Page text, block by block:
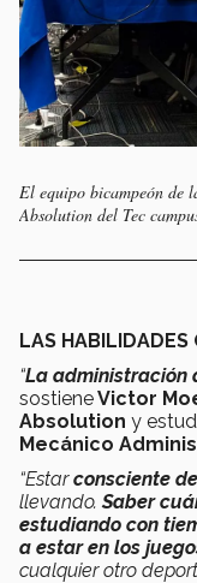
El equipo bicampeón de
Absolution del Tec
LAS HABILIDADES
“La administración
sostieneVictor
Absolution y
Mecánico
“Estarconsciente
llevando.Saber
estudiando con
a estar en los
cualquier otro